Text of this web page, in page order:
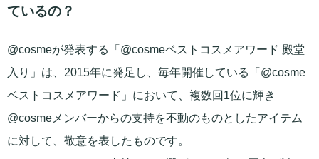
ているの？
@cosmeが発表する「@cosmeベストコスメアワード 殿堂
入り」は、2015年に発足し、毎年開催している「@cosme
ベストコスメアワード」において、複数回1位に輝き
@cosmeメンバーからの支持を不動のものとしたアイテム
に対して、敬意を表したものです。